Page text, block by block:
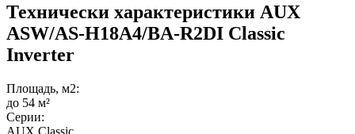
Технически характеристики AUX
ASW/AS-H18A4/BA-R2DI Classic
Inverter
Площадь, м2:
до 54 м²
Серии:
AUX Classic